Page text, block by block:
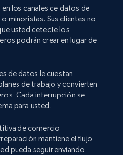
los canales de datos de
minoristas. Sus clientes no
usted detecte los
podrán crear en lugar de
de datos le cuestan
de trabajo y convierten
Cada interrupción se
para usted.
de comercio
mantiene el flujo
pueda seguir enviando